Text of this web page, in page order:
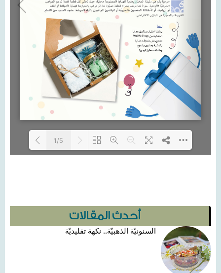
أحدث المقالات
السنونيّة الذهبيّة.. نكهة تقليديّة
1/5